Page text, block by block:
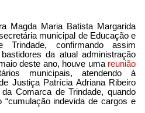
Magda Maria Batista Margarida
municipal de Educação e
confirmando assim
da atual administração
deste ano, houve uma reunião
municipais, atendendo à
Justiça Patrícia Adriana Ribeiro
Comarca de Trindade, quando
indevida de cargos e